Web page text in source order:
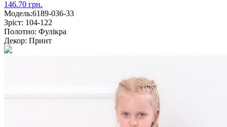
146.70 грн.
Модель:6189-036-33
Зріст: 104-122
Полотно: Фулікра
Декор: Принт